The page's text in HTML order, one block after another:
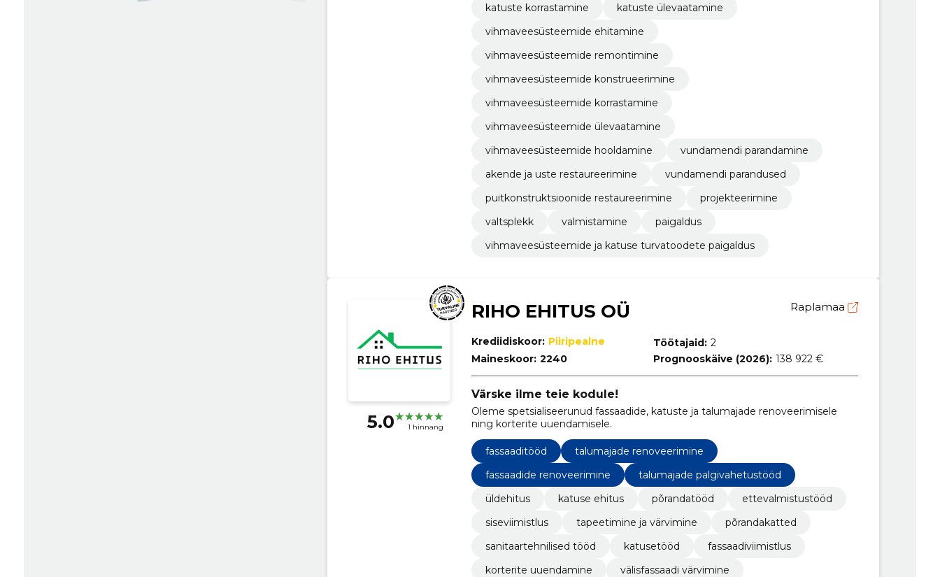
katuste korrastamine
katuste ülevaatamine
vihmaveesüsteemide ehitamine
vihmaveesüsteemide remontimine
vihmaveesüsteemide konstrueerimine
vihmaveesüsteemide korrastamine
vihmaveesüsteemide ülevaatamine
vihmaveesüsteemide hooldamine
vundamendi parandamine
akende ja uste restaureerimine
vundamendi parandused
puitkonstruktsioonide restaureerimine
projekteerimine
valtsplekk
valmistamine
paigaldus
vihmaveesüsteemide ja katuse turvatoodete paigaldus
5.0 1 hinnang
RIHO EHITUS OÜ Raplamaa
Krediidiskoor: Piiripealne
Maineskoor: 2240
Töötajaid: 2
Prognooskäive (2026): 138 922 €
Värske ilme teie kodule!
Oleme spetsialiseerunud fassaadide, katuste ja talumajade renoveerimisele
ning korterite uuendamisele.
fassaaditööd
talumajade renoveerimine
fassaadide renoveerimine
talumajade palgivahetustööd
üldehitus
katuse ehitus põrandatööd
ettevalmistustööd
siseviimistlus
tapeetimine ja värvimine
põrandakatted
sanitaartehnilised tööd
katusetööd
fassaadiviimistlus
korterite uuendamine
välisfassaadi värvimine